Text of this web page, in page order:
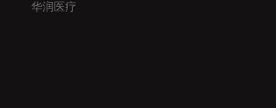
华润医疗